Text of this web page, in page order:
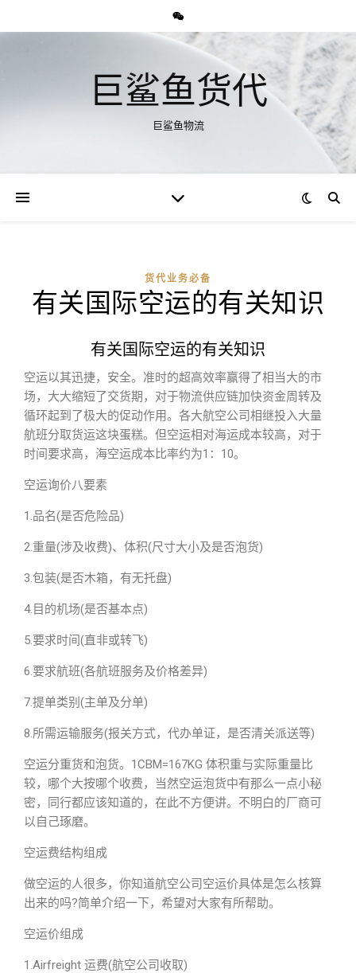
巨鲨鱼货代
巨鲨鱼物流
货代业务必备
有关国际空运的有关知识
有关国际空运的有关知识
空运以其迅捷，安全。准时的超高效率赢得了相当大的市
场，大大缩短了交货期，对于物流供应链加快资金周转及
循环起到了极大的促动作用。各大航空公司相继投入大量
航班分取货运这块蛋糕。但空运相对海运成本较高，对于
时间要求高，海空运成本比率约为1：10。
空运询价八要素
1.品名(是否危险品)
2.重量(涉及收费)、体积(尺寸大小及是否泡货)
3.包装(是否木箱，有无托盘)
4.目的机场(是否基本点)
5.要求时间(直非或转飞)
6.要求航班(各航班服务及价格差异)
7.提单类别(主单及分单)
8.所需运输服务(报关方式，代办单证，是否清关派送等)
空运分重货和泡货。1CBM=167KG 体积重与实际重量比
较，哪个大按哪个收费，当然空运泡货中有那么一点小秘
密，同行都应该知道的，在此不方便讲。不明白的厂商可
以自己琢磨。
空运费结构组成
做空运的人很多，你知道航空公司空运价具体是怎么核算
出来的吗?简单介绍一下，希望对大家有所帮助。
空运价组成
1.Airfreight 运费(航空公司收取)